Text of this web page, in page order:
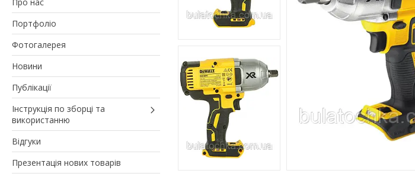
Портфоліо
Фотогалерея
Новини
Публікації
Інструкція по зборці та
використанню
Відгуки
Презентація нових товарів